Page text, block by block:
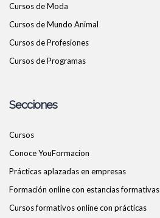
Cursos de Moda
Cursos de Mundo Animal
Cursos de Profesiones
Cursos de Programas
Secciones
Cursos
Conoce YouFormacion
Prácticas aplazadas en empresas
Formación online con estancias formativas
Cursos formativos online con prácticas